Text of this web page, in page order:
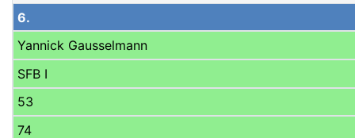
6.
Yannick Gausselmann
SFB I
53
74